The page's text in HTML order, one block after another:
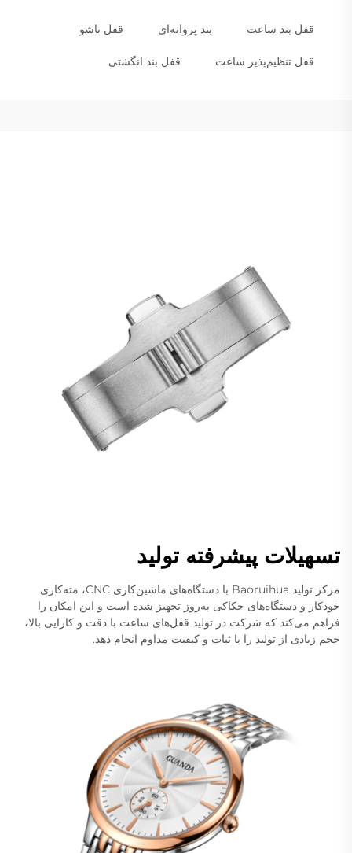
قفل بند ساعت بند پروانه‌ای قفل تاشو
قفل تنظیم‌پذیر ساعت قفل بند انگشتی
تسهیلات پیشرفته تولید
مرکز تولید Baoruihua با دستگاه‌های ماشین‌کاری CNC، مته‌کاری
خودکار و دستگاه‌های حکاکی به‌روز تجهیز شده است و این امکان را
فراهم می‌کند که شرکت در تولید قفل‌های ساعت با دقت و کارایی بالا،
حجم زیادی از تولید را با ثبات و کیفیت مداوم انجام دهد.